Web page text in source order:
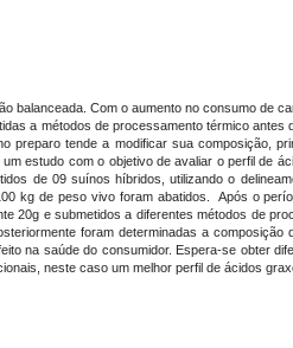
balanceada. Com o aumento no consumo de
a métodos de processamento térmico
preparo tende a modificar sua composição,
estudo com o objetivo de avaliar o perfil de
de 09 suínos híbridos, utilizando o
kg de peso vivo foram abatidos. Após o
20g e submetidos a diferentes métodos de
foram determinadas a
na saúde do consumidor. Espera-se obter
neste caso um melhor perfil de ácidos